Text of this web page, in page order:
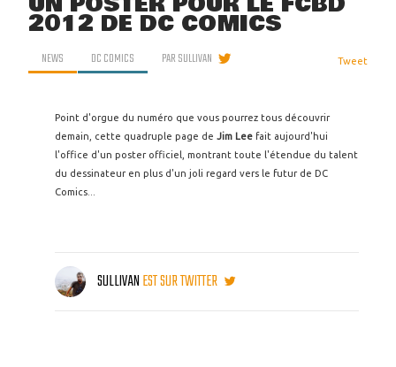
2012 DE DC COMICS
NEWS DC COMICS PARSULLIVAN Tweet
Point d'orgue du numéro que vous pourrez tous découvrir
demain, cette quadruple page de Jim Lee fait aujourd'hui
l'office d'un poster officiel, montrant toute l'étendue du talent
du dessinateur en plus d'un joli regard vers le futur de DC
Comics...
SULLIVANEST SUR TWITTER